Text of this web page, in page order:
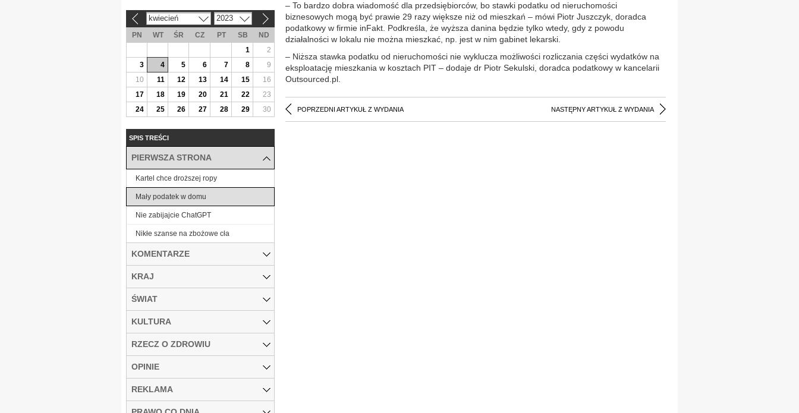
– To bardzo dobra wiadomość dla przedsiębiorców, bo stawki podatku od nieruchomości
biznesowych mogą być prawie 29 razy większe niż od mieszkań – mówi Piotr Juszczyk, doradca
podatkowy w firmie inFakt. Podkreśla, że wyższa danina będzie tylko wtedy, gdy z powodu
działalności w lokalu nie można mieszkać, np. jest w nim gabinet lekarski.
– Niższa stawka podatku od nieruchomości nie wyklucza możliwości rozliczania części wydatków na
eksploatację mieszkania w kosztach PIT – dodaje dr Piotr Sekulski, doradca podatkowy w kancelarii
Outsourced.pl.
POPRZEDNI ARTYKUŁ Z WYDANIA NASTĘPNY ARTYKUŁ Z WYDANIA
kwiecień 2023
PN WT ŚR CZ PT SB
ND
1
2
3
4 5 6 7 8
9
10
11 12 13 14 15
16
17
18 19 20 21 22
23
24
25 26 27 28 29 30
SPIS TREŚCI
PIERWSZA STRONA
Kartel chce droższej ropy
Mały podatek w domu
Nie zabijajcie ChatGPT
Nikłe szanse na zbożowe cła
KOMENTARZE
KRAJ
ŚWIAT
KULTURA
RZECZ O ZDROWIU
OPINIE
REKLAMA